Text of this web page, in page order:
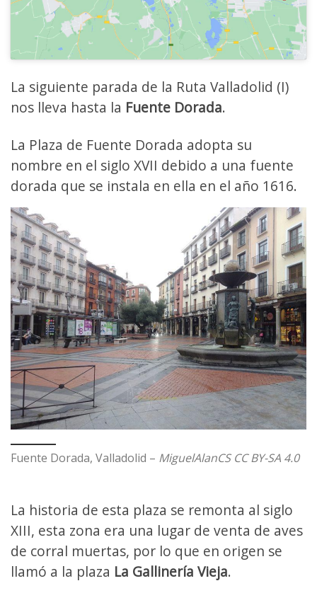
La siguiente parada de la Ruta Valladolid (I)
nos lleva hasta la Fuente Dorada.
La Plaza de Fuente Dorada adopta su
nombre en el siglo XVII debido a una fuente
dorada que se instala en ella en el año 1616.
Fuente Dorada, Valladolid – MiguelAlanCS CC BY-SA 4.0
La historia de esta plaza se remonta al siglo
XIII, esta zona era una lugar de venta de aves
de corral muertas, por lo que en origen se
llamó a la plaza La Gallinería Vieja.